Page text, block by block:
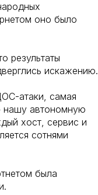
оно было
результаты
искажению.
атаки, самая
нашу автономную
хост, сервис и
сотнями
была